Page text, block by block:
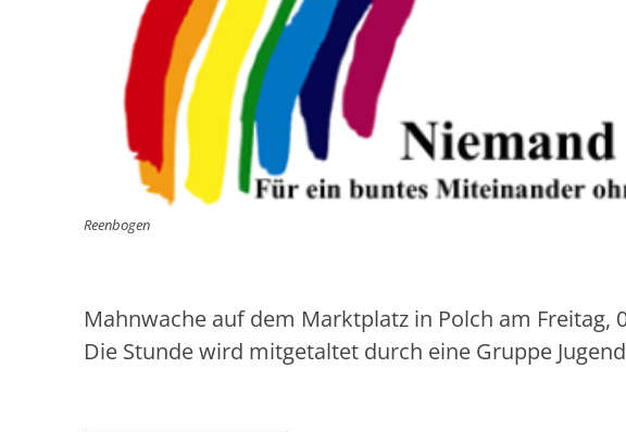
Reenbogen
Mahnwache auf dem Marktplatz in Polch am Freitag,
Die Stunde wird mitgetaltet durch eine Gruppe